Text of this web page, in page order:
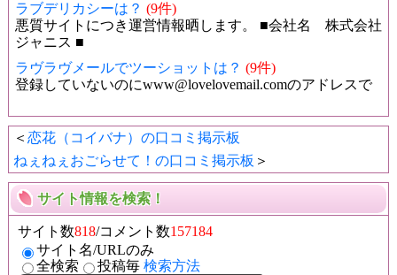
ラブデリカシーは？ (9件)
悪質サイトにつき運営情報晒します。 ■会社名 株式会社
ジャニス ■
ラヴラヴメールでツーショットは？ (9件)
登録していないのにwww@lovelovemail.comのアドレスで
＜ 恋花（コイバナ）の口コミ掲示板
ねぇねぇおごらせて！の口コミ掲示板 ＞
サイト情報を検索！
サイト数818/コメント数157184
サイト名/URLのみ
全検索
投稿毎 検索方法